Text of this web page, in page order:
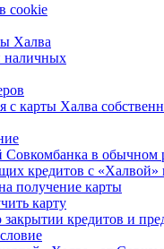
cookie
Халва
наличных
с карты Халва
Совкомбанка в обычном
кредитов с «Халвой»
получение карты
карту
закрытии кредитов и